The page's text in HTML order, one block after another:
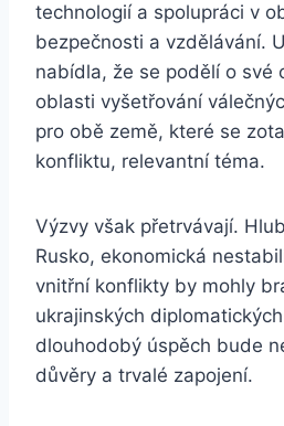
technologií a spolupráci v
bezpečnosti a vzdělávání.
nabídla, že se podělí o své
oblasti vyšetřování
pro obě země, které se
konfliktu, relevantní téma.
Výzvy však přetrvávají.
Rusko, ekonomická
vnitřní konflikty by mohly
ukrajinských
dlouhodobý úspěch bude
důvěry a trvalé zapojení.